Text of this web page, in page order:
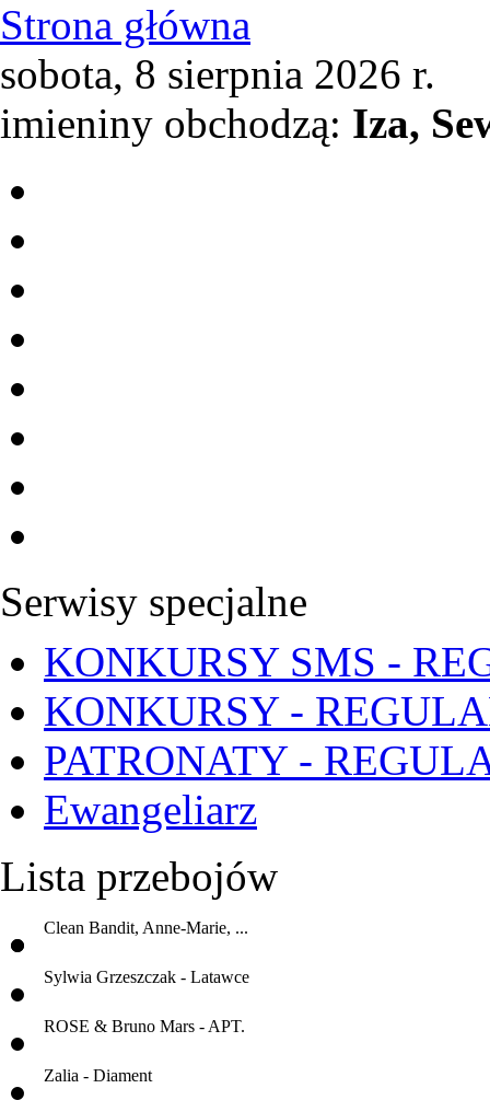
Strona główna
sobota, 8 sierpnia 2026 r.
imieniny obchodzą: Iza,
Serwisy specjalne
KONKURSY SMS -
KONKURSY -
PATRONATY -
Ewangeliarz
Lista przebojów
Clean Bandit, Anne-Marie, ...
Sylwia Grzeszczak - Latawce
ROSE & Bruno Mars - APT.
Zalia - Diament